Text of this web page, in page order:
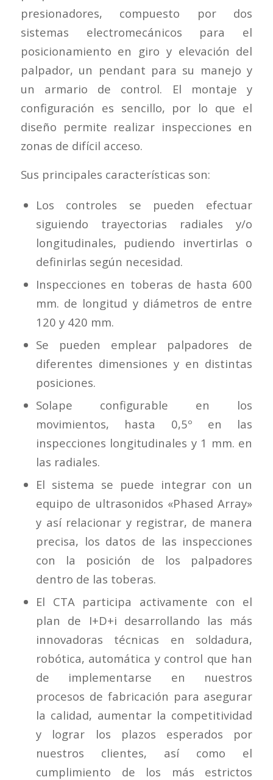
presionadores, compuesto por dos
sistemas electromecánicos para el
posicionamiento en giro y elevación del
palpador, un pendant para su manejo y
un armario de control. El montaje y
configuración es sencillo, por lo que el
diseño permite realizar inspecciones en
zonas de difícil acceso.
Sus principales características son:
Los controles se pueden efectuar
siguiendo trayectorias radiales y/o
longitudinales, pudiendo invertirlas o
definirlas según necesidad.
Inspecciones en toberas de hasta 600
mm. de longitud y diámetros de entre
120 y 420 mm.
Se pueden emplear palpadores de
diferentes dimensiones y en distintas
posiciones.
Solape configurable en los
movimientos, hasta 0,5º en las
inspecciones longitudinales y 1 mm. en
las radiales.
El sistema se puede integrar con un
equipo de ultrasonidos «Phased Array»
y así relacionar y registrar, de manera
precisa, los datos de las inspecciones
con la posición de los palpadores
dentro de las toberas.
El CTA participa activamente con el
plan de I+D+i desarrollando las más
innovadoras técnicas en soldadura,
robótica, automática y control que han
de implementarse en nuestros
procesos de fabricación para asegurar
la calidad, aumentar la competitividad
y lograr los plazos esperados por
nuestros clientes, así como el
cumplimiento de los más estrictos